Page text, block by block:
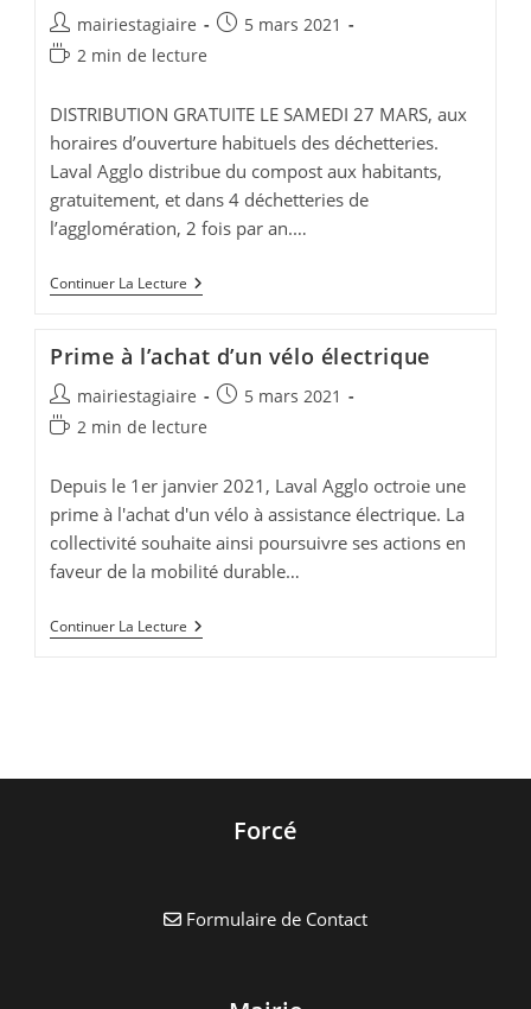
MARS
(matin)
Auteur/autrice
de
mairiestagiaire
Publication
5 mars 2021
Temps
lecture :
2 min de lecture
DISTRIBUTION GRATUITE LE SAMEDI 27 MARS, aux
horaires d’ouverture habituels des déchetteries.
Laval Agglo distribue du compost aux habitants,
gratuitement, et dans 4 déchetteries de
l’agglomération, 2 fois par an.…
Continuer La Lecture Distribution
De
SAMEDI
MARS
Prime à l’achat d’un vélo électrique
Auteur/autrice
de
mairiestagiaire
Publication
5 mars 2021
Temps
lecture :
2 min de lecture
Depuis le 1er janvier 2021, Laval Agglo octroie une
prime à l'achat d'un vélo à assistance électrique. La
collectivité souhaite ainsi poursuivre ses actions en
faveur de la mobilité durable…
Continuer La Lecture Prime
À
Forcé
Formulaire de Contact